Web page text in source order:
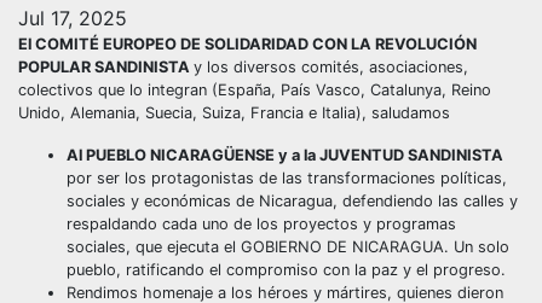
Jul 17, 2025
El COMITÉ EUROPEO DE SOLIDARIDAD CON LA REVOLUCIÓN
POPULAR SANDINISTA y los diversos comités, asociaciones,
colectivos que lo integran (España, País Vasco, Catalunya, Reino
Unido, Alemania, Suecia, Suiza, Francia e Italia), saludamos
Al PUEBLO NICARAGÜENSE y a la JUVENTUD SANDINISTA
por ser los protagonistas de las transformaciones políticas,
sociales y económicas de Nicaragua, defendiendo las calles y
respaldando cada uno de los proyectos y programas
sociales, que ejecuta el GOBIERNO DE NICARAGUA. Un solo
pueblo, ratificando el compromiso con la paz y el progreso.
Rendimos homenaje a los héroes y mártires, quienes dieron